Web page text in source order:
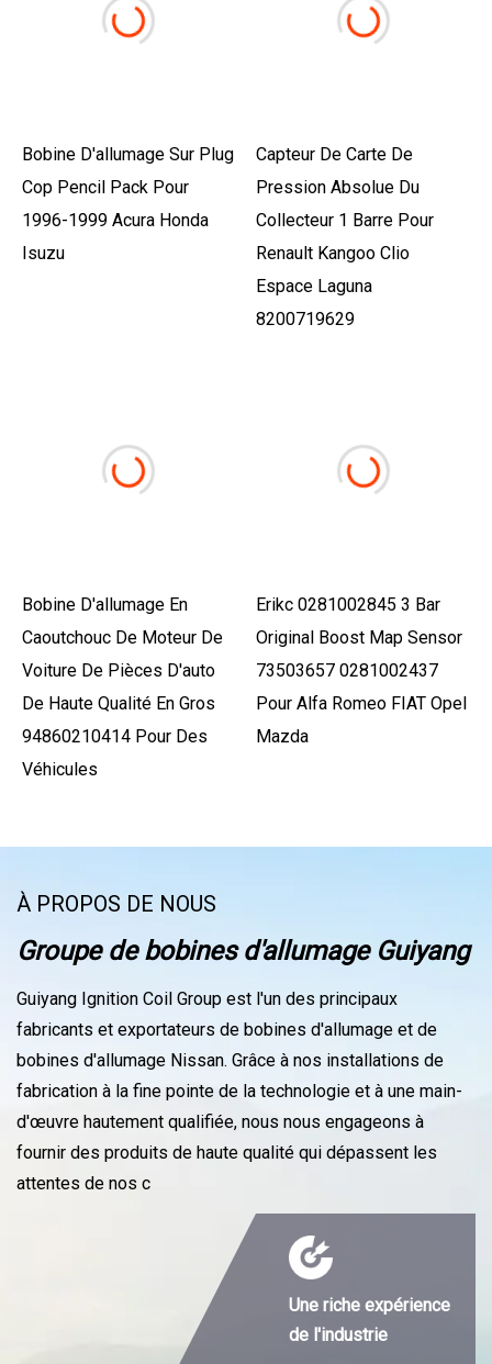
Bobine D'allumage Sur Plug
Cop Pencil Pack Pour
1996-1999 Acura Honda
Isuzu
Capteur De Carte De
Pression Absolue Du
Collecteur 1 Barre Pour
Renault Kangoo Clio
Espace Laguna
8200719629
Bobine D'allumage En
Caoutchouc De Moteur De
Voiture De Pièces D'auto
De Haute Qualité En Gros
94860210414 Pour Des
Véhicules
Erikc 0281002845 3 Bar
Original Boost Map Sensor
73503657 0281002437
Pour Alfa Romeo FIAT Opel
Mazda
À PROPOS DE NOUS
Groupe de bobines d'allumage Guiyang
Guiyang Ignition Coil Group est l'un des principaux
fabricants et exportateurs de bobines d'allumage et de
bobines d'allumage Nissan. Grâce à nos installations de
fabrication à la fine pointe de la technologie et à une main-
d'œuvre hautement qualifiée, nous nous engageons à
fournir des produits de haute qualité qui dépassent les
attentes de nos c
Une riche expérience
de l'industrie